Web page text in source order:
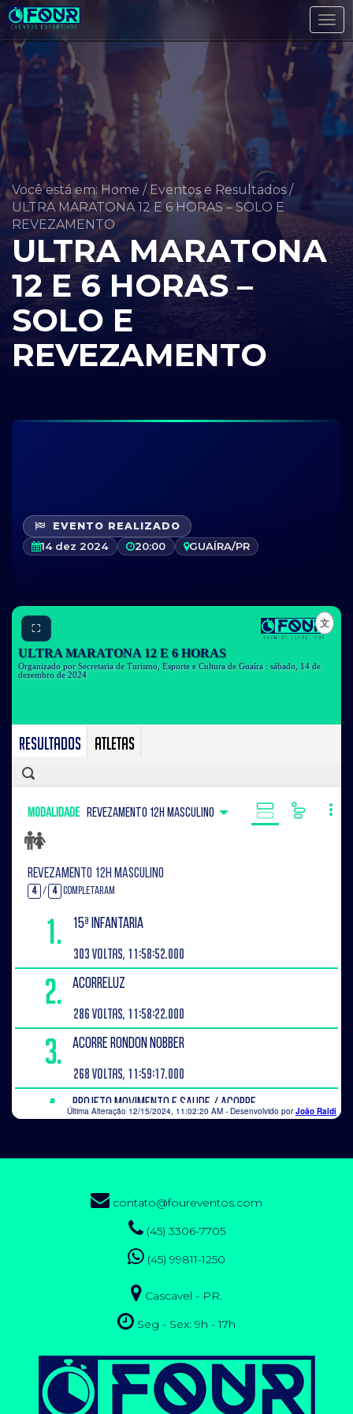
Você está em: Home / Eventos e Resultados /
ULTRA MARATONA 12 E 6 HORAS – SOLO E
REVEZAMENTO
ULTRA MARATONA
12 E 6 HORAS –
SOLO E
REVEZAMENTO
EVENTO REALIZADO
14 dez 2024 20:00 GUAÍRA/PR
⛶
contato@foureventos.com
(45) 3306-7705
(45) 99811-1250
Cascavel - PR.
Seg - Sex: 9h - 17h